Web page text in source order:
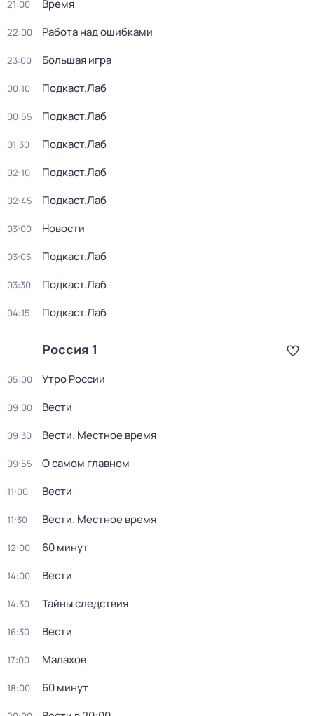
21:00 Время
22:00 Работа над ошибками
23:00 Большая игра
00:10 Подкаст.Лаб
00:55 Подкаст.Лаб
01:30 Подкаст.Лаб
02:10 Подкаст.Лаб
02:45 Подкаст.Лаб
03:00 Новости
03:05 Подкаст.Лаб
03:30 Подкаст.Лаб
04:15 Подкаст.Лаб
Россия 1
05:00 Утро России
09:00 Вести
09:30 Вести. Местное время
09:55 О самом главном
11:00 Вести
11:30 Вести. Местное время
12:00 60 минут
14:00 Вести
14:30 Тайны следствия
16:30 Вести
17:00 Малахов
18:00 60 минут